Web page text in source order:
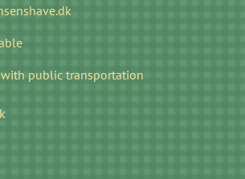
public transportation